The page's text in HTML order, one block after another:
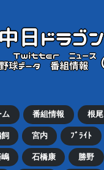
ム 番組情報 根尾
宮内 ﾌﾞﾗｲﾄ
石橋康 勝野